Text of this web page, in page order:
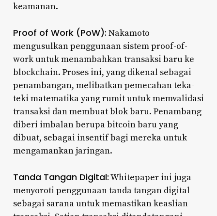
keamanan.
Proof of Work (PoW): Nakamoto
mengusulkan penggunaan sistem proof-of-
work untuk menambahkan transaksi baru ke
blockchain. Proses ini, yang dikenal sebagai
penambangan, melibatkan pemecahan teka-
teki matematika yang rumit untuk memvalidasi
transaksi dan membuat blok baru. Penambang
diberi imbalan berupa bitcoin baru yang
dibuat, sebagai insentif bagi mereka untuk
mengamankan jaringan.
Tanda Tangan Digital:Whitepaper ini juga
menyoroti penggunaan tanda tangan digital
sebagai sarana untuk memastikan keaslian